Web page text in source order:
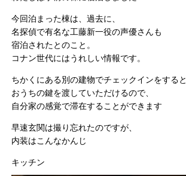
今回泊まった棟は、過去に、
名探偵で有名な工藤新一役の声優さんも
宿泊されたとのこと。
コナン世代にはうれしい情報です。
ちかくにある別の建物でチェックインをすると
おうちの鍵を渡していただけるので、
自分家の感覚で滞在することができます
早速玄関は撮り忘れたのですが、
内装はこんなかんじ
キッチン